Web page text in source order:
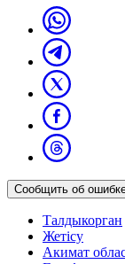
Сообщить об
Талдыкорган
Жетісу
Акимат